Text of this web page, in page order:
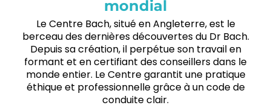
mondial
Le Centre Bach, situé en Angleterre, est le
berceau des dernières découvertes du Dr Bach.
Depuis sa création, il perpétue son travail en
formant et en certifiant des conseillers dans le
monde entier. Le Centre garantit une pratique
éthique et professionnelle grâce à un code de
conduite clair.